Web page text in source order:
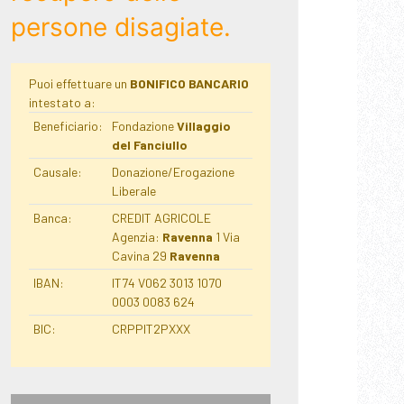
persone disagiate.
Puoi effettuare un BONIFICO BANCARIO
intestato a:
Beneficiario:
FondazioneVillaggio
del Fanciullo
Causale:
Donazione/Erogazione
Liberale
Banca:
CREDIT AGRICOLE
Agenzia: Ravenna 1 Via
Cavina 29 Ravenna
IBAN:
IT74 V062 3013 1070
0003 0083 624
BIC:
CRPPIT2PXXX